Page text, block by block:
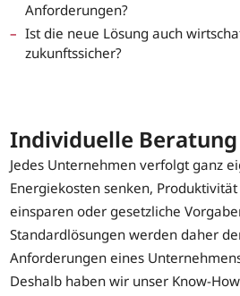
Anforderungen?
Ist die neue Lösung auch
zukunftssicher?
Individuelle Beratung
Jedes Unternehmen verfolgt ganz
Energiekosten senken, Produktivität
einsparen oder gesetzliche
Standardlösungen werden daher
Anforderungen eines
Deshalb haben wir unser Know-